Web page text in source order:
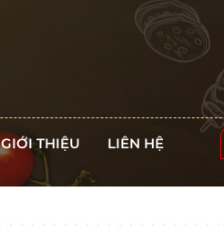
GIỚI THIỆU LIÊN HỆ